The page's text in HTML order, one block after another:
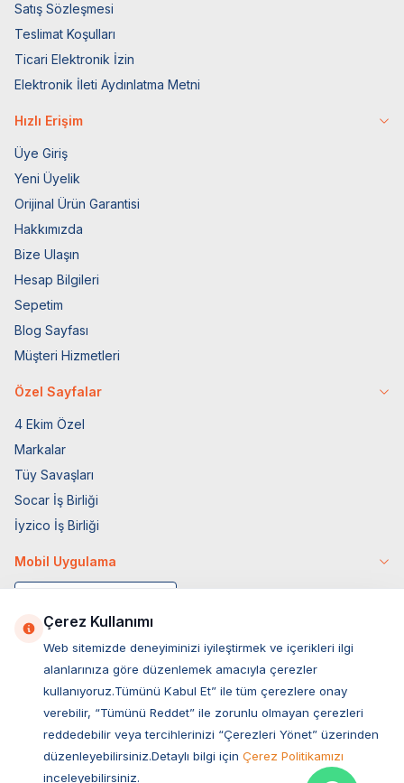
Satış Sözleşmesi
Teslimat Koşulları
Ticari Elektronik İzin
Elektronik İleti Aydınlatma Metni
Hızlı Erişim
Üye Giriş
Yeni Üyelik
Orijinal Ürün Garantisi
Hakkımızda
Bize Ulaşın
Hesap Bilgileri
Sepetim
Blog Sayfası
Müşteri Hizmetleri
Özel Sayfalar
4 Ekim Özel
Markalar
Tüy Savaşları
Socar İş Birliği
İyzico İş Birliği
Mobil Uygulama
Müşteri Hizmetleri
Çerez Kullanımı
Web sitemizde deneyiminizi iyileştirmek ve içerikleri ilgi
alanlarınıza göre düzenlemek amacıyla çerezler
kullanıyoruz.Tümünü Kabul Et” ile tüm çerezlere onay
verebilir, “Tümünü Reddet” ile zorunlu olmayan çerezleri
reddedebilir veya tercihlerinizi “Çerezleri Yönet” üzerinden
düzenleyebilirsiniz.Detaylı bilgi için Çerez Politikamızı
inceleyebilirsiniz.